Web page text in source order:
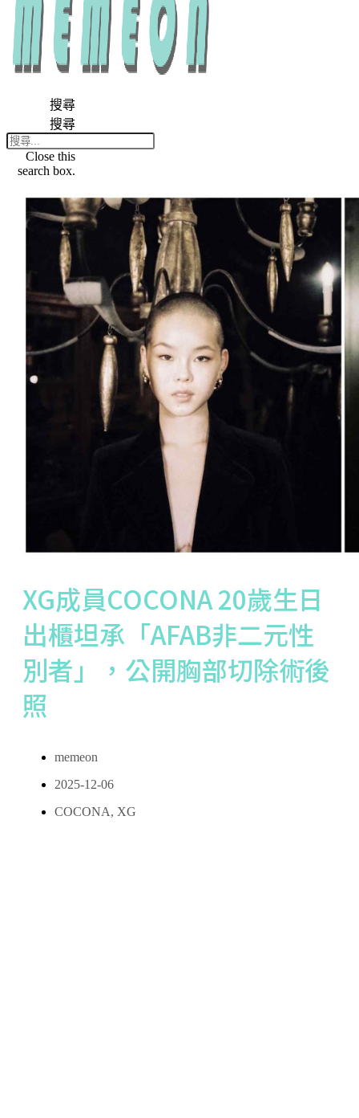
搜尋
搜尋
Close this
search box.
XG成員COCONA 20歲生日
出櫃坦承「AFAB非二元性
別者」，公開胸部切除術後
照
memeon
2025-12-06
COCONA, XG